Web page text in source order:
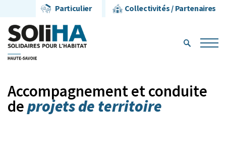
Particulier Collectivités / Partenaires
Accompagnement et conduite
deprojets de territoire